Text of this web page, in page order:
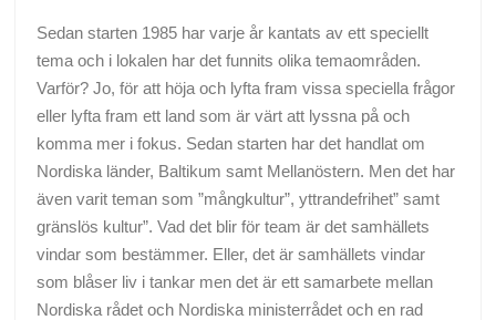
Sedan starten 1985 har varje år kantats av ett speciellt
tema och i lokalen har det funnits olika temaområden.
Varför? Jo, för att höja och lyfta fram vissa speciella frågor
eller lyfta fram ett land som är värt att lyssna på och
komma mer i fokus. Sedan starten har det handlat om
Nordiska länder, Baltikum samt Mellanöstern. Men det har
även varit teman som ”mångkultur”, yttrandefrihet” samt
gränslös kultur”. Vad det blir för team är det samhällets
vindar som bestämmer. Eller, det är samhällets vindar
som blåser liv i tankar men det är ett samarbete mellan
Nordiska rådet och Nordiska ministerrådet och en rad